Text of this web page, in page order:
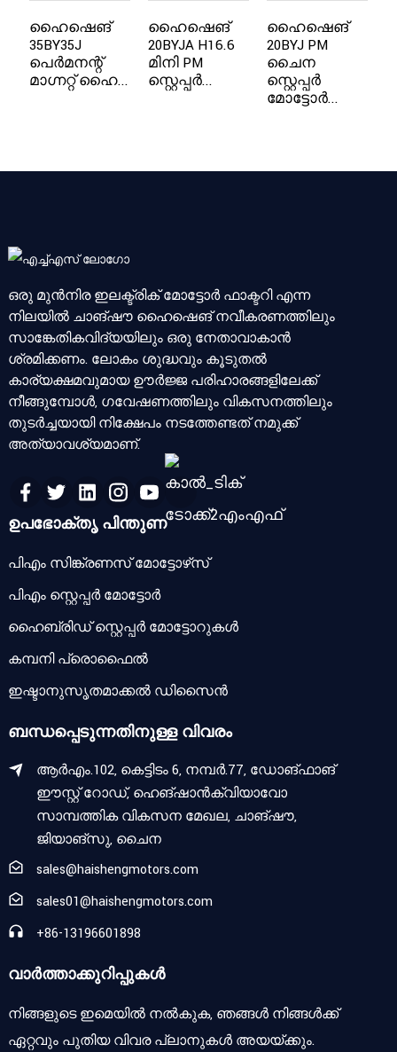
ഹൈഷെങ്
35BY35J
പെർമനന്റ്
മാഗ്നറ്റ് ഹൈ...
ഹൈഷെങ്
20BYJA H16.6
മിനി PM
സ്റ്റെപ്പർ...
ഹൈഷെങ്
20BYJ PM
ചൈന
സ്റ്റെപ്പർ
മോട്ടോർ...
ഒരു മുൻനിര ഇലക്ട്രിക് മോട്ടോർ ഫാക്ടറി എന്ന
നിലയിൽ ചാങ്‌ഷൗ ഹൈഷെങ് നവീകരണത്തിലും
സാങ്കേതികവിദ്യയിലും ഒരു നേതാവാകാൻ
ശ്രമിക്കണം. ലോകം ശുദ്ധവും കൂടുതൽ
കാര്യക്ഷമവുമായ ഊർജ്ജ പരിഹാരങ്ങളിലേക്ക്
നീങ്ങുമ്പോൾ, ഗവേഷണത്തിലും വികസനത്തിലും
തുടർച്ചയായി നിക്ഷേപം നടത്തേണ്ടത് നമുക്ക്
അത്യാവശ്യമാണ്.
ഉപഭോക്തൃ പിന്തുണ
പിഎം സിങ്ക്രണസ് മോട്ടോഴ്‌സ്
പിഎം സ്റ്റെപ്പർ മോട്ടോർ
ഹൈബ്രിഡ് സ്റ്റെപ്പർ മോട്ടോറുകൾ
കമ്പനി പ്രൊഫൈൽ
ഇഷ്ടാനുസൃതമാക്കൽ ഡിസൈൻ
ബന്ധപ്പെടുന്നതിനുള്ള വിവരം
ആർഎം.102, കെട്ടിടം 6, നമ്പർ.77, ഡോങ്‌ഫാങ്
ഈസ്റ്റ് റോഡ്, ഹെങ്‌ഷാൻക്വിയാവോ
സാമ്പത്തിക വികസന മേഖല, ചാങ്‌ഷൗ,
ജിയാങ്‌സു, ചൈന
sales@haishengmotors.com
sales01@haishengmotors.com
+86-13196601898
വാർത്താക്കുറിപ്പുകൾ
നിങ്ങളുടെ ഇമെയിൽ നൽകുക, ഞങ്ങൾ നിങ്ങൾക്ക്
ഏറ്റവും പുതിയ വിവര പ്ലാനുകൾ അയയ്ക്കും.